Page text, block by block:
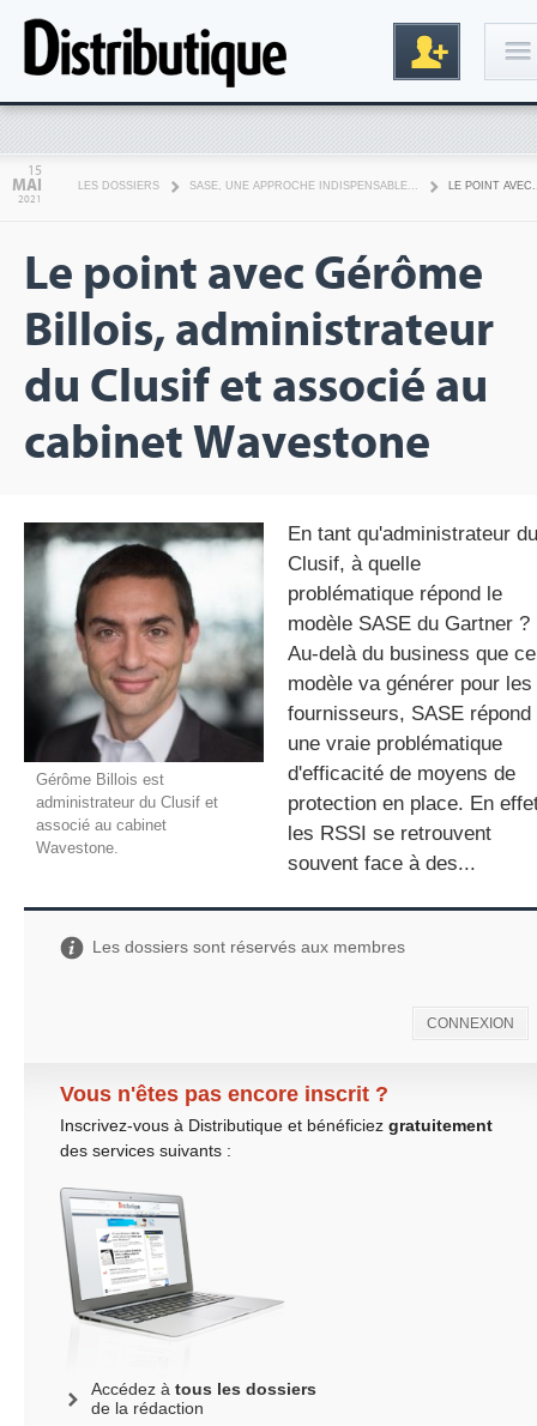
Inscription
gratuite
15
MAI
2021
LES DOSSIERS SASE, UNE APPROCHE INDISPENSABLE... LE POINT
Le point avec Gérôme
Billois, administrateur
du Clusif et associé au
cabinet Wavestone
Gérôme Billois est
administrateur du Clusif et
associé au cabinet
Wavestone.
En tant qu'administrateur du
Clusif, à quelle
problématique répond le
modèle SASE du Gartner ?
Au-delà du business que ce
modèle va générer pour les
fournisseurs, SASE répond
une vraie problématique
d'efficacité de moyens de
protection en place. En
les RSSI se retrouvent
souvent face à des...
Les dossiers sont réservés aux membres
CONNEXION
Vous n'êtes pas encore inscrit ?
Inscrivez-vous à Distributique et bénéficiez gratuitement
des services suivants :
Accédez à tous les dossiers
de la rédaction